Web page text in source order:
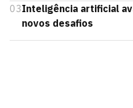
03Inteligência artificial
novos desafios